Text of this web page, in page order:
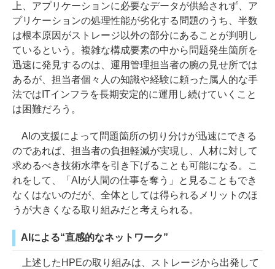
上、アプリケーションに必要なデータが供給されず、ア
プリケーションの処理性能が劣化する問題のうち、半数
は根本原因がストレージ以外の部分にあることが判明し
ているという。複雑な構成要素の中から問題発生箇所を
迅速に発見するのは、運用管理担当者の腕の見せ所では
あるが、担当者個々人の知識や経験に頼った属人的な手
法ではITインフラを長期安定的に運用し続けていくこと
は困難だろう。
AIの支援によって問題箇所の切り分けが迅速にできる
のであれば、担当者の負担軽減が実現し、人材に対して
求めるべき技術水準を引き下げることも可能になる。こ
れをして、「AIが人間の仕事を奪う」と見ることもでき
なくはないのだが、全体としては得られるメリットのほ
うが大きくなる取り組みだと考えられる。
AIによる“直感的なネットワーク”
上述したHPEの取り組みは、ストレージから出発して